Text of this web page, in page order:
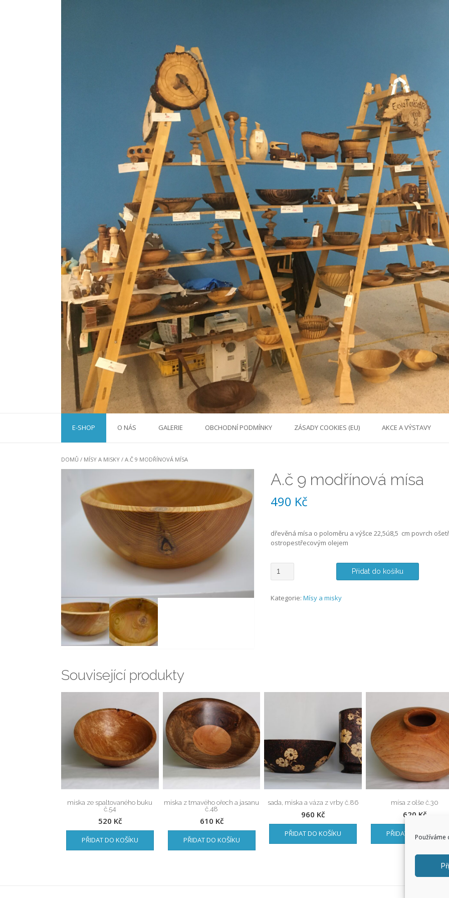
Používáme
E-SHOP O NÁS GALERIE OBCHODNÍ PODMÍNKY ZÁSADY COOKIES (EU) AKCE A VÝSTAVY
DOMŮ / MÍSY A MISKY / A.Č 9 MODŘÍNOVÁ MÍSA
A.č 9 modřínová mísa
490 Kč
dřevěná mísa o poloměru a výšce 22,5ú8,5 cm povrch
ostropestřecovým olejem
A.č
mísa
množství
Přidat do košíku
Kategorie: Mísy a misky
Související produkty
miska ze spaltovaného buku
č.54
520 Kč
PŘIDAT DO KOŠÍKU
miska z tmavého ořech a jasanu
č.48
610 Kč
PŘIDAT DO KOŠÍKU
sada, miska a váza z vrby č.86
960 Kč
PŘIDAT DO KOŠÍKU
mísa z olše č.30
620 Kč
PŘIDAT DO KOŠÍKU